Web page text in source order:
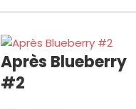
Après Blueberry
#2